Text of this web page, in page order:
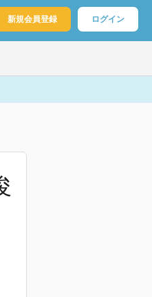
新規会員登録 ログイン